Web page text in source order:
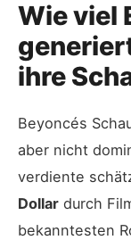
Wie viel
ihre
Beyoncés
aber nicht
verdiente
Dollar durch
bekanntesten